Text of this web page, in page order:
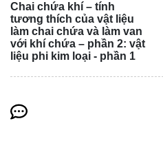
Chai chứa khí – tính
tương thích của vật liệu
làm chai chứa và làm van
với khí chứa – phần 2: vật
liệu phi kim loại - phần 1